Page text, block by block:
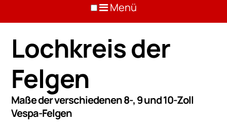
Menü
Lochkreis der
Felgen
Maße der verschiedenen 8-, 9 und 10-Zoll
Vespa-Felgen